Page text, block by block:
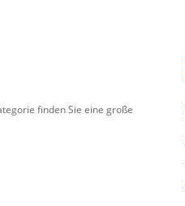
finden Sie eine große